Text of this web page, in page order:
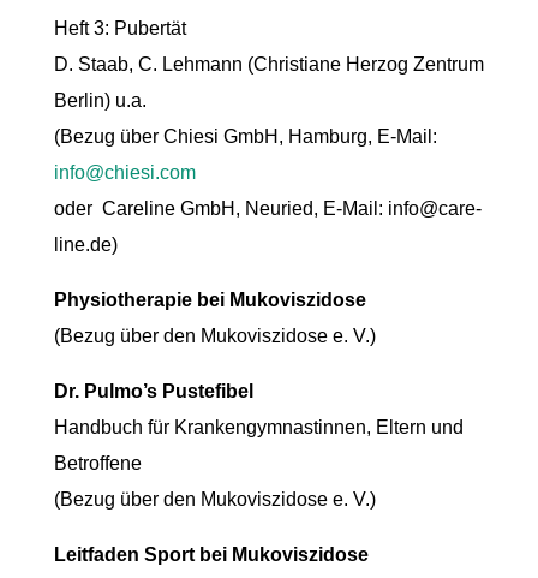
Heft 3: Pubertät
D. Staab, C. Lehmann (Christiane Herzog Zentrum
Berlin) u.a.
(Bezug über Chiesi GmbH, Hamburg, E-Mail:
info@chiesi.com
oder Careline GmbH, Neuried, E-Mail: info@care-
line.de)
Physiotherapie bei Mukoviszidose
(Bezug über den Mukoviszidose e. V.)
Dr. Pulmo’s Pustefibel
Handbuch für Krankengymnastinnen, Eltern und
Betroffene
(Bezug über den Mukoviszidose e. V.)
Leitfaden Sport bei Mukoviszidose